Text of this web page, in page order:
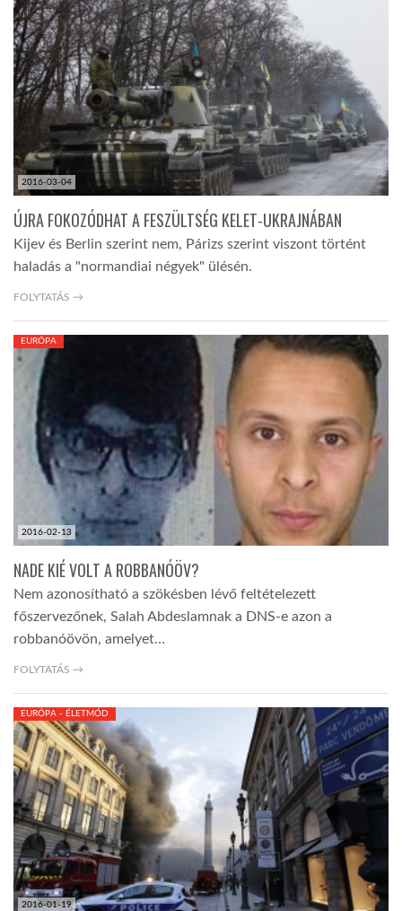
2016-03-04
ÚJRA FOKOZÓDHAT A FESZÜLTSÉG KELET-UKRAJNÁBAN
Kijev és Berlin szerint nem, Párizs szerint viszont történt
haladás a "normandiai négyek" ülésén.
FOLYTATÁS →
2016-02-13
EURÓPA
NADE KIÉ VOLT A ROBBANÓÖV?
Nem azonosítható a szökésben lévő feltételezett
főszervezőnek, Salah Abdeslamnak a DNS-e azon a
robbanóövön, amelyet…
FOLYTATÁS →
2016-01-19
EURÓPA - ÉLETMÓD